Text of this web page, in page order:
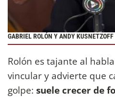
GABRIEL ROLÓN Y ANDY
Rolón es tajante al
vincular y advierte que
golpe: suele crecer de